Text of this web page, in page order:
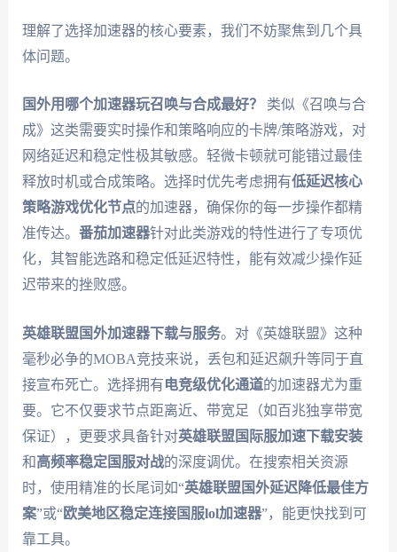
理解了选择加速器的核心要素，我们不妨聚焦到几个具
体问题。
国外用哪个加速器玩召唤与合成最好？
类似《召唤与合
成》这类需要实时操作和策略响应的卡牌/策略游戏，对
网络延迟和稳定性极其敏感。轻微卡顿就可能错过最佳
释放时机或合成策略。选择时优先考虑拥有低延迟核心
策略游戏优化节点的加速器，确保你的每一步操作都精
准传达。 番茄加速器针对此类游戏的特性进行了专项优
化，其智能选路和稳定低延迟特性，能有效减少操作延
迟带来的挫败感。
英雄联盟国外加速器下载与服务。对《英雄联盟》这种
毫秒必争的MOBA竞技来说，丢包和延迟飙升等同于直
接宣布死亡。选择拥有电竞级优化通道的加速器尤为重
要。它不仅要求节点距离近、带宽足（如百兆独享带宽
保证），更要求具备针对英雄联盟国际服加速下载安装
和高频率稳定国服对战的深度调优。在搜索相关资源
时，使用精准的长尾词如“英雄联盟国外延迟降低最佳方
案”或“欧美地区稳定连接国服lol加速器”，能更快找到可
靠工具。